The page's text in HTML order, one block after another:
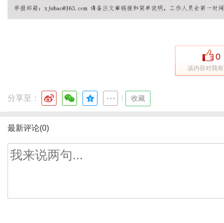
0
该内容对我
分享至： 收藏
最新评论(0)